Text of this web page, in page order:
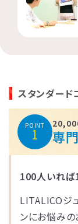
スタンダード
POINT
1 専
100人いれば
LITALICOジ
ンにお悩み